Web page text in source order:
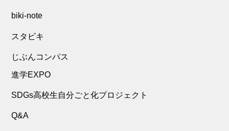
biki-note
スタビキ
じぶんコンパス
進学EXPO
SDGs高校生自分ごと化プロジェクト
Q&A